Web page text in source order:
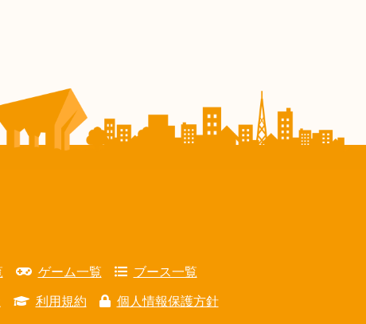
ゲーム一覧 ブース一覧
利用規約 個人情報保護方針